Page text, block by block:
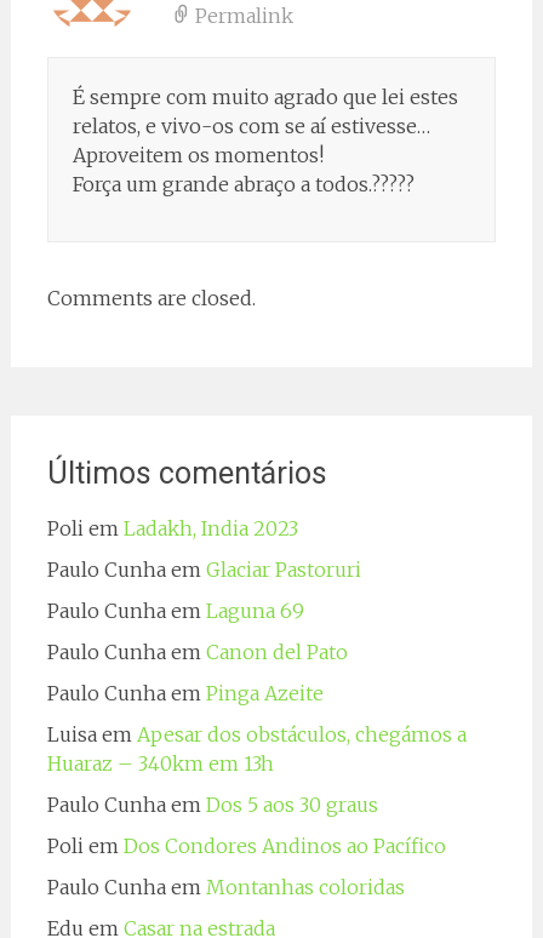
Permalink
É sempre com muito agrado que lei estes
relatos, e vivo-os com se aí estivesse…
Aproveitem os momentos!
Força um grande abraço a todos.?????
Comments are closed.
Últimos comentários
Poli em Ladakh, India 2023
Paulo Cunhaem Glaciar Pastoruri
Paulo Cunhaem Laguna 69
Paulo Cunhaem Canon del Pato
Paulo Cunhaem Pinga Azeite
Luisaem Apesar dos obstáculos, chegámos a
Huaraz – 340km em 13h
Paulo Cunhaem Dos 5 aos 30 graus
Poli em Dos Condores Andinos ao Pacífico
Paulo Cunhaem Montanhas coloridas
Edu em Casar na estrada